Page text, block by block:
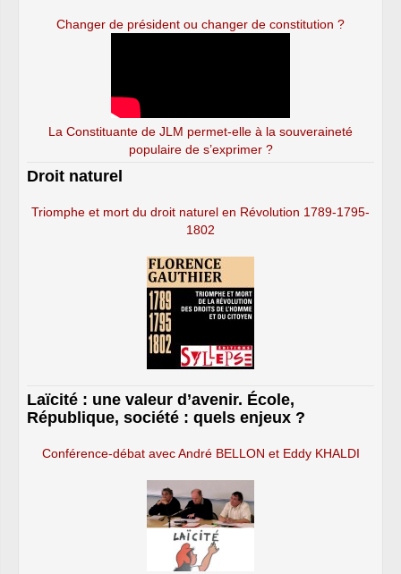
Changer de président ou changer de constitution ?
La Constituante de JLM permet-elle à la souveraineté
populaire de s’exprimer ?
Droit naturel
Triomphe et mort du droit naturel en Révolution 1789-1795-
1802
Laïcité : une valeur d’avenir. École,
République, société : quels enjeux ?
Conférence-débat avec André BELLON et Eddy KHALDI